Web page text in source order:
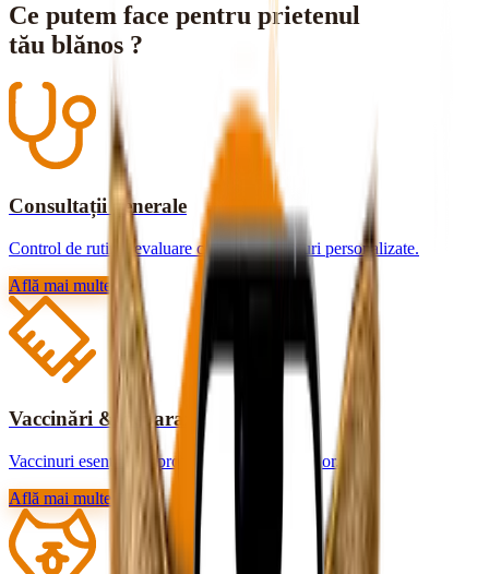
Ce putem face pentru prietenul
tău blănos ?
Consultații generale
Control de rutină, evaluare completă și sfaturi personalizate.
Află mai multe
Vaccinări & deparazitări
Vaccinuri esențiale și protecție contra paraziților.
Află mai multe